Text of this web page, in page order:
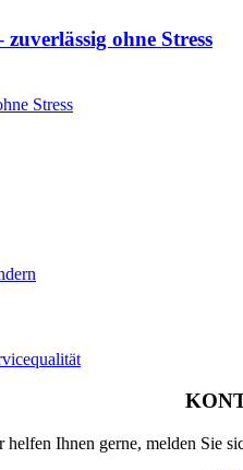
ohne Stress
Stress
helfen Ihnen gerne, melden Sie